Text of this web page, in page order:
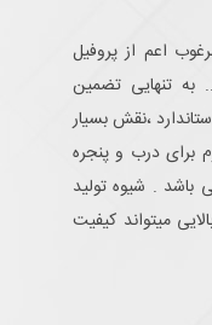
اعم از پروفیل
به تنهایی تضمین
،نقش بسیار
برای درب و پنجره
. شیوه تولید
میتواند کیفیت